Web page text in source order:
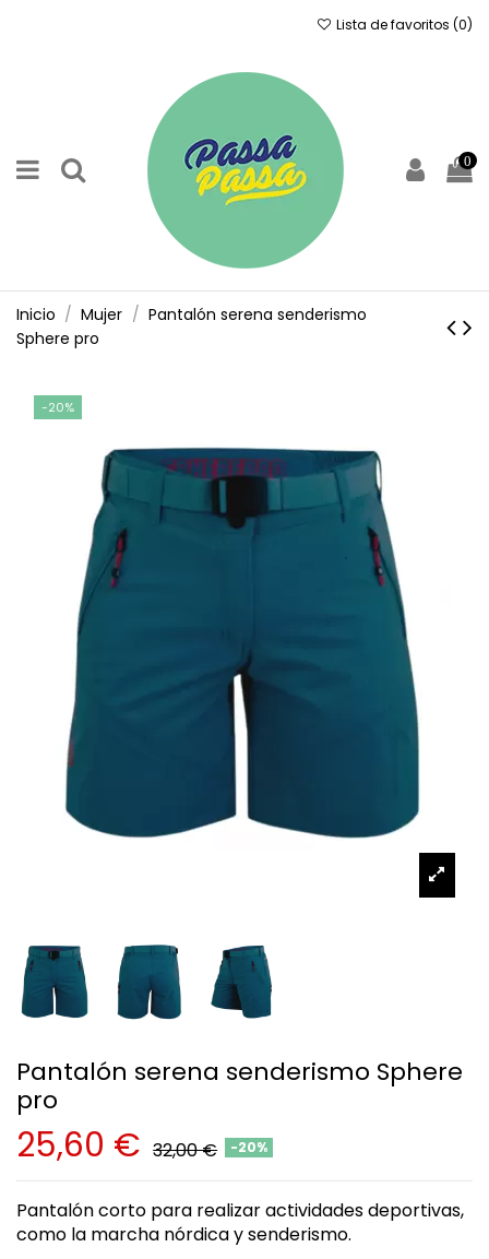
Lista de favoritos (0)
0
Inicio Mujer
Pantalón serena senderismo
Sphere pro
-20%
Pantalón serena senderismo Sphere
pro
25,60 € 32,00 € -20%
Pantalón corto para realizar actividades deportivas,
como la marcha nórdica y senderismo.